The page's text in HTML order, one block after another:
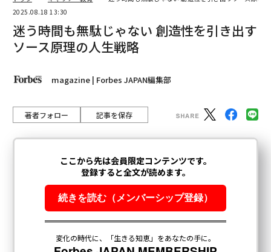
2025.08.18 13:30
迷う時間も無駄じゃない 創造性を引き出す
ソース原理の人生戦略
magazine | Forbes JAPAN編集部
著者フォロー 記事を保存